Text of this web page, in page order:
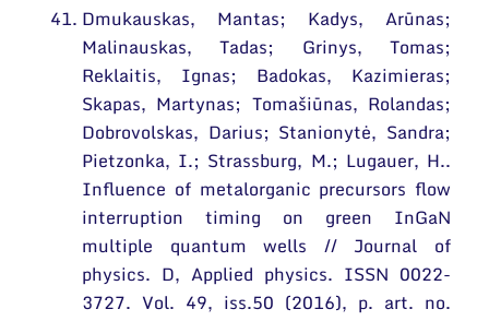
Dmukauskas, Mantas; Kadys, Arūnas;
Malinauskas, Tadas; Grinys, Tomas;
Reklaitis, Ignas; Badokas, Kazimieras;
Skapas, Martynas; Tomašiūnas, Rolandas;
Dobrovolskas, Darius; Stanionytė, Sandra;
Pietzonka, I.; Strassburg, M.; Lugauer, H..
Influence of metalorganic precursors flow
interruption timing on green InGaN
multiple quantum wells // Journal of
physics. D, Applied physics. ISSN 0022-
3727. Vol. 49, iss.50 (2016), p. art. no.